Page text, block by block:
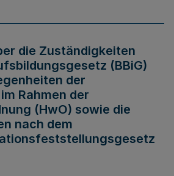
die Zuständigkeiten
(BBiG)
der
Rahmen der
(HwO) sowie die
nach dem